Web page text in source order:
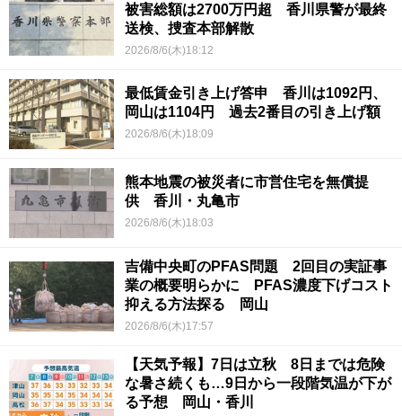
被害総額は2700万円超 香川県警が最終
送検、捜査本部解散
2026/8/6(木)18:12
最低賃金引き上げ答申 香川は1092円、
岡山は1104円 過去2番目の引き上げ額
2026/8/6(木)18:09
熊本地震の被災者に市営住宅を無償提
供 香川・丸亀市
2026/8/6(木)18:03
吉備中央町のPFAS問題 2回目の実証事
業の概要明らかに PFAS濃度下げコスト
抑える方法探る 岡山
2026/8/6(木)17:57
【天気予報】7日は立秋 8日までは危険
な暑さ続くも…9日から一段階気温が下が
る予想 岡山・香川